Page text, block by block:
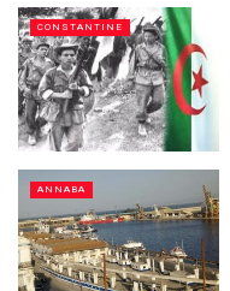
CONSTANTINE
ANNABA